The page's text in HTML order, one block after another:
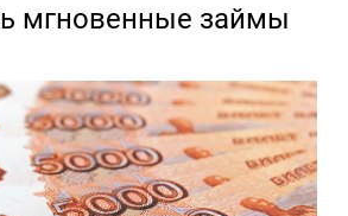
мгновенные займы